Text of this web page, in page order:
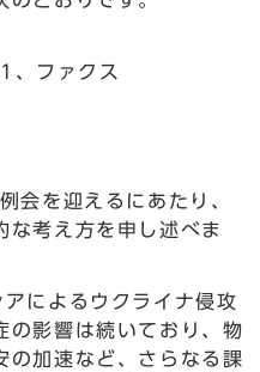
、ファクス
会を迎えるにあたり、
な考え方を申し述べま
によるウクライナ侵攻
の影響は続いており、物
の加速など、さらなる課